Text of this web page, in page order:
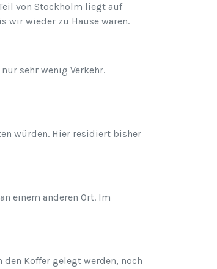
von Stockholm liegt auf
wir wieder zu Hause waren.
sehr wenig Verkehr.
würden. Hier residiert bisher
einem anderen Ort. Im
Koffer gelegt werden, noch